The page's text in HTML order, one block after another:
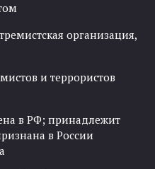
организация,
и террористов
в РФ; принадлежит
в России